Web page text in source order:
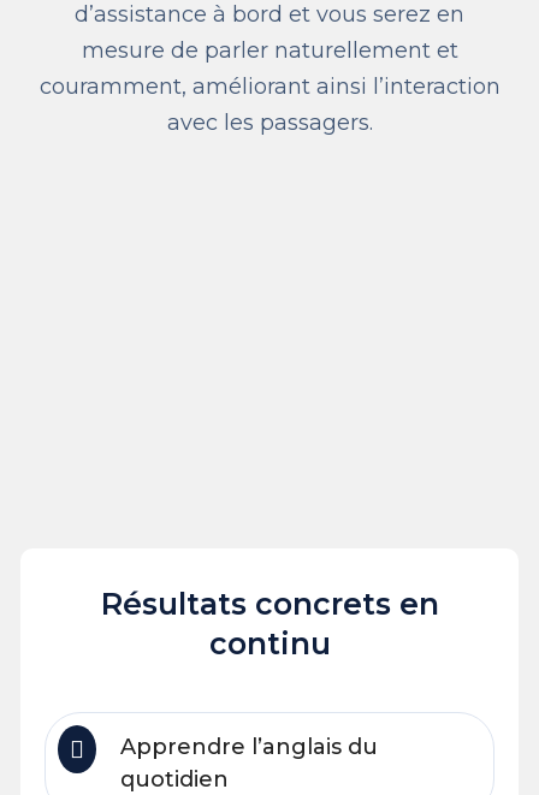
d’assistance à bord et vous serez en
mesure de parler naturellement et
couramment, améliorant ainsi l’interaction
avec les passagers.
Résultats concrets en
continu
Apprendre l’anglais du
quotidien